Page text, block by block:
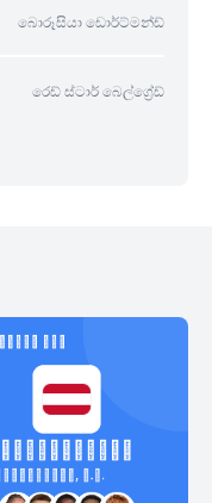
බොරූසියා ඩොර්ට්මන්ඩ්
රෙඩ් ස්ටාර් බෙල්ග්‍රේඩ්